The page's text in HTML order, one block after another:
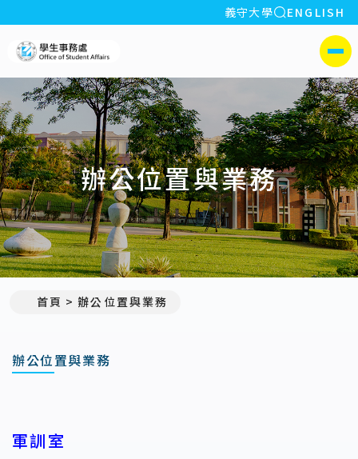
:::
義守大學 全站搜索
ENGLISH
側選單
辦公位置與業務
首頁 辦公位置與業務
辦公位置與業務
軍訓室